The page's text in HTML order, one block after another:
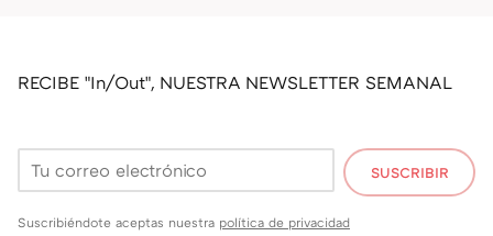
RECIBE "In/Out", NUESTRA NEWSLETTER SEMANAL
SUSCRIBIR
Suscribiéndote aceptas nuestra política de privacidad